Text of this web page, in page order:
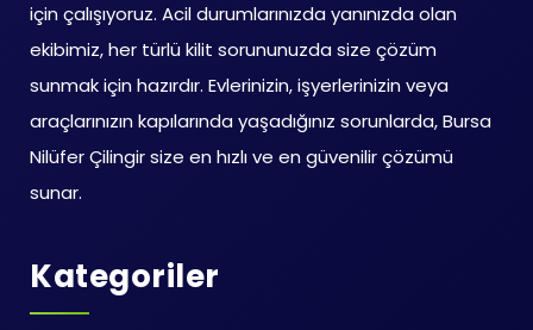
için çalışıyoruz. Acil durumlarınızda yanınızda olan
ekibimiz, her türlü kilit sorununuzda size çözüm
sunmak için hazırdır. Evlerinizin, işyerlerinizin veya
araçlarınızın kapılarında yaşadığınız sorunlarda, Bursa
Nilüfer Çilingir size en hızlı ve en güvenilir çözümü
sunar.
Kategoriler